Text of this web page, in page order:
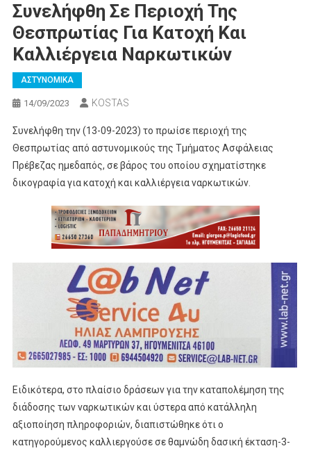
Συνελήφθη Σε Περιοχή Της
Θεσπρωτίας Για Κατοχή Και
Καλλιέργεια Ναρκωτικών
ΑΣΤΥΝΟΜΙΚΑ
14/09/2023 KOSTAS
Συνελήφθη την (13-09-2023) το πρωίσε περιοχή της
Θεσπρωτίας από αστυνομικούς της Τμήματος Ασφάλειας
Πρέβεζας ημεδαπός, σε βάρος του οποίου σχηματίστηκε
δικογραφία για κατοχή και καλλιέργεια ναρκωτικών.
Ειδικότερα, στο πλαίσιο δράσεων για την καταπολέμηση της
διάδοσης των ναρκωτικών και ύστερα από κατάλληλη
αξιοποίηση πληροφοριών, διαπιστώθηκε ότι ο
κατηγορούμενος καλλιεργούσε σε θαμνώδη δασική έκταση-3-